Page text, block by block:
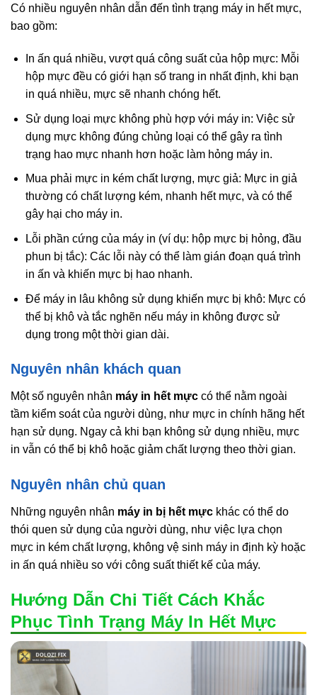
Có nhiều nguyên nhân dẫn đến tình trạng máy in hết mực,
bao gồm:
In ấn quá nhiều, vượt quá công suất của hộp mực: Mỗi
hộp mực đều có giới hạn số trang in nhất định, khi bạn
in quá nhiều, mực sẽ nhanh chóng hết.
Sử dụng loại mực không phù hợp với máy in: Việc sử
dụng mực không đúng chủng loại có thể gây ra tình
trạng hao mực nhanh hơn hoặc làm hỏng máy in.
Mua phải mực in kém chất lượng, mực giả: Mực in giả
thường có chất lượng kém, nhanh hết mực, và có thể
gây hại cho máy in.
Lỗi phần cứng của máy in (ví dụ: hộp mực bị hỏng, đầu
phun bị tắc): Các lỗi này có thể làm gián đoạn quá trình
in ấn và khiến mực bị hao nhanh.
Để máy in lâu không sử dụng khiến mực bị khô: Mực có
thể bị khô và tắc nghẽn nếu máy in không được sử
dụng trong một thời gian dài.
Nguyên nhân khách quan
Một số nguyên nhân máy in hết mực có thể nằm ngoài
tầm kiểm soát của người dùng, như mực in chính hãng hết
hạn sử dụng. Ngay cả khi bạn không sử dụng nhiều, mực
in vẫn có thể bị khô hoặc giảm chất lượng theo thời gian.
Nguyên nhân chủ quan
Những nguyên nhân máy in bị hết mực khác có thể do
thói quen sử dụng của người dùng, như việc lựa chọn
mực in kém chất lượng, không vệ sinh máy in định kỳ hoặc
in ấn quá nhiều so với công suất thiết kế của máy.
Hướng Dẫn Chi Tiết Cách Khắc
Phục Tình Trạng Máy In Hết Mực